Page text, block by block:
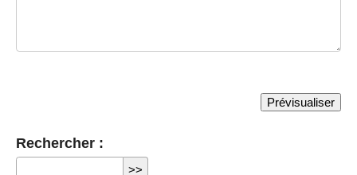
Rechercher :